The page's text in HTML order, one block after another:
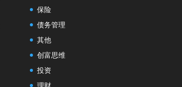
保险
债务管理
其他
创富思维
投资